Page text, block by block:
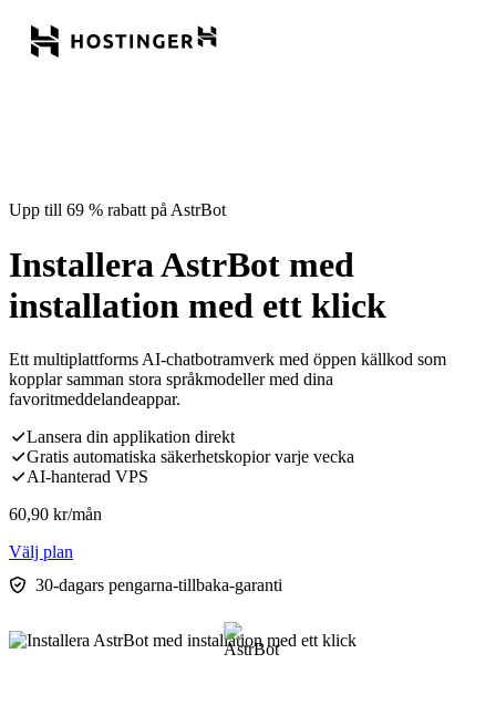
Upp till 69 % rabatt på AstrBot
Installera AstrBot med
installation med ett klick
Ett multiplattforms AI-chatbotramverk med öppen källkod som
kopplar samman stora språkmodeller med dina
favoritmeddelandeappar.
Lansera din applikation direkt
Gratis automatiska säkerhetskopior varje vecka
AI-hanterad VPS
60,90 kr/mån
Välj plan
30-dagars pengarna-tillbaka-garanti